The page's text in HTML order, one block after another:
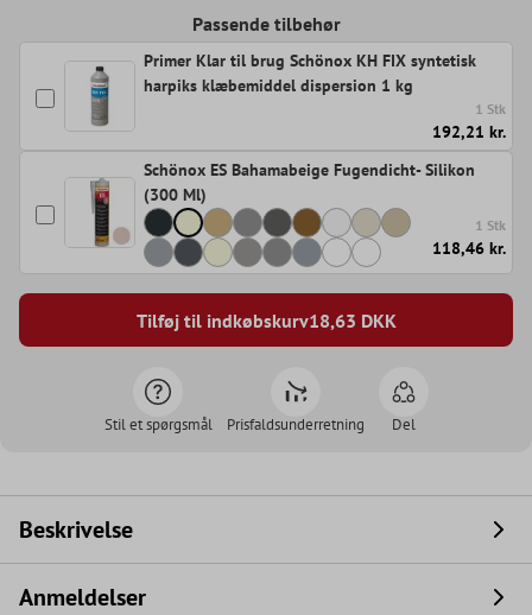
Passende tilbehør
Primer Klar til brug Schönox KH FIX syntetisk
harpiks klæbemiddel dispersion 1 kg
1 Stk
192,21 kr.
Schönox ES Bahamabeige Fugendicht- Silikon
(300 Ml)
1 Stk
118,46 kr.
Tilføj til indkøbskurv18,63 DKK
Stil et spørgsmål Prisfaldsunderretning Del
Beskrivelse
Anmeldelser